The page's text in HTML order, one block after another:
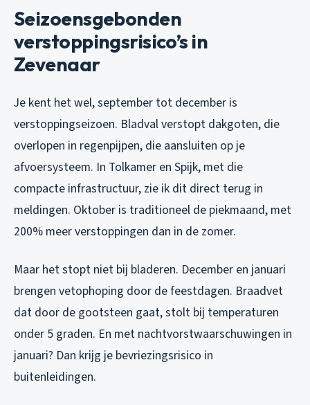
Seizoensgebonden
verstoppingsrisico’s in
Zevenaar
Je kent het wel, september tot december is
verstoppingseizoen. Bladval verstopt dakgoten, die
overlopen in regenpijpen, die aansluiten op je
afvoersysteem. In Tolkamer en Spijk, met die
compacte infrastructuur, zie ik dit direct terug in
meldingen. Oktober is traditioneel de piekmaand, met
200% meer verstoppingen dan in de zomer.
Maar het stopt niet bij bladeren. December en januari
brengen vetophoping door de feestdagen. Braadvet
dat door de gootsteen gaat, stolt bij temperaturen
onder 5 graden. En met nachtvorstwaarschuwingen in
januari? Dan krijg je bevriezingsrisico in
buitenleidingen.